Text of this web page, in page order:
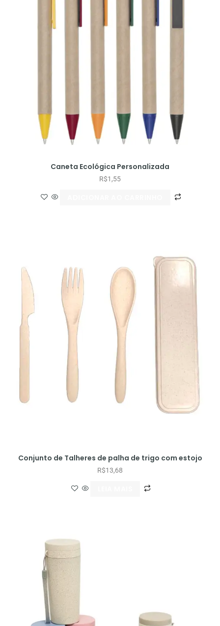
Caneta Ecológica Personalizada
R$1,55
Conjunto de Talheres de palha de trigo com estojo
R$13,68